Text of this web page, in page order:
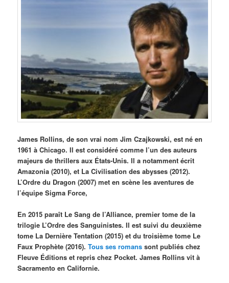
James Rollins, de son vrai nom Jim Czajkowski, est né en
1961 à Chicago. Il est considéré comme l’un des auteurs
majeurs de thrillers aux États-Unis.Il a notamment écrit
Amazonia (2010), et La Civilisation des abysses (2012).
L’Ordre du Dragon (2007) met en scène les aventures de
l’équipe Sigma Force,
En 2015 paraît Le Sang de l’Alliance, premier tome de la
trilogie L’Ordre des Sanguinistes. Il est suivi du deuxième
tome La Dernière Tentation(2015) et du troisième tome Le
Faux Prophète (2016).Tous ses romans sont publiés chez
Fleuve Éditions et repris chez Pocket. James Rollins vit à
Sacramento en Californie.